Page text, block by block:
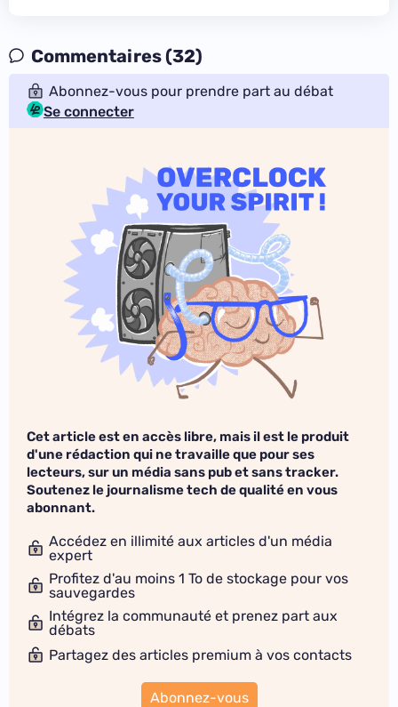
Commentaires (32)
Abonnez-vous pour prendre part au débat
Se connecter
Cet article est en accès libre, mais il est le produit
d'une rédaction qui ne travaille que pour ses
lecteurs, sur un média sans pub et sans tracker.
Soutenez le journalisme tech de qualité en vous
abonnant.
Accédez en illimité aux articles d'un média
expert
Profitez d'au moins 1 To de stockage pour vos
sauvegardes
Intégrez la communauté et prenez part aux
débats
Partagez des articles premium à vos contacts
Abonnez-vous